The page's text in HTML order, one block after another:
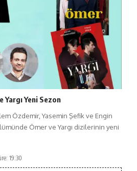
Yargı Yeni Sezon
Özdemir, Yasemin Şefik ve Engin
Ömer ve Yargı dizilerinin yeni
19:30